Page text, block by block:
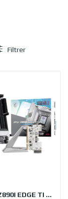
Filtrer
MSI MPG Z890I EDGE TI WIFI